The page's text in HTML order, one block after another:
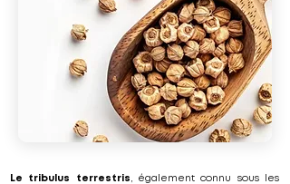
Le tribulus terrestris , également connu sous les